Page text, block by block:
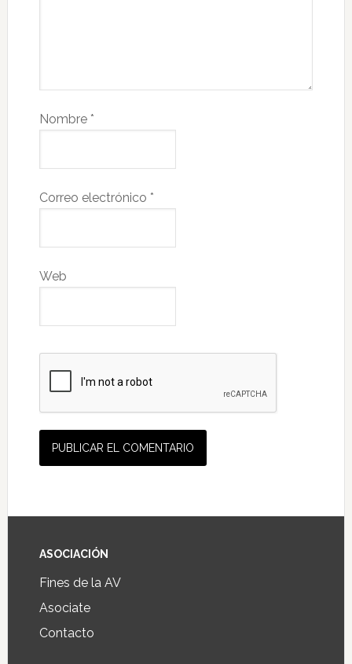
Nombre *
Correo electrónico *
Web
ASOCIACIÓN
Fines de la AV
Asociate
Contacto